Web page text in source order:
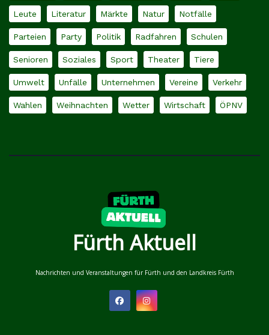
Leute Literatur Märkte Natur Notfälle
Parteien Party Politik Radfahren Schulen
Senioren Soziales Sport Theater Tiere
Umwelt Unfälle Unternehmen Vereine Verkehr
Wahlen Weihnachten Wetter Wirtschaft ÖPNV
Fürth Aktuell
Nachrichten und Veranstaltungen für Fürth und den Landkreis Fürth